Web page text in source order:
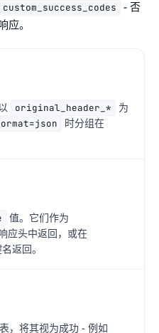
custom_success_codes
- 否
应。
original_header_*
为
时分组在
值。它们作为
应头中返回，或在
返回。
，将其视为成功 - 例如